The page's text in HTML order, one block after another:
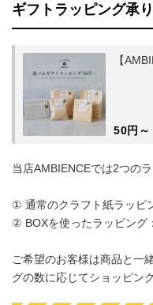
ギフトラッピング承
【
50円～
当店AMBIENCEでは2つの
① 通常のクラフト紙ラッピ
② BOXを使ったラッピング
ご希望のお客様は商品と一
グの数に応じてショッピン